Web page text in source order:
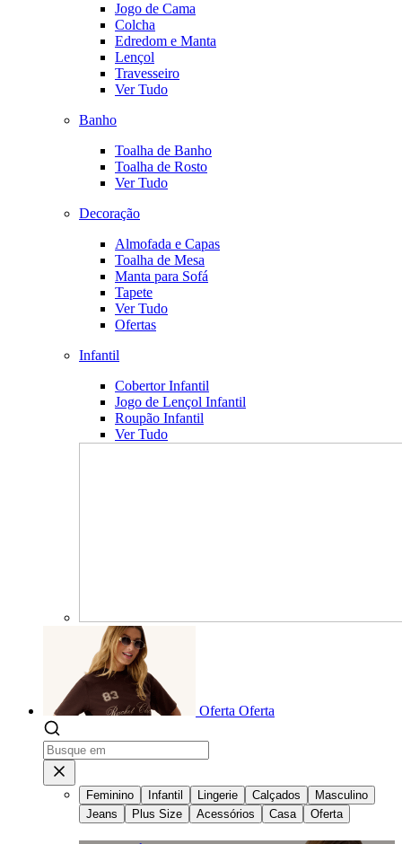
Jogo de Cama
Colcha
Edredom e Manta
Lençol
Travesseiro
Ver Tudo
Banho
Toalha de Banho
Toalha de Rosto
Ver Tudo
Decoração
Almofada e Capas
Toalha de Mesa
Manta para Sofá
Tapete
Ver Tudo
Ofertas
Infantil
Cobertor Infantil
Jogo de Lençol Infantil
Roupão Infantil
Ver Tudo
Oferta Oferta
Feminino Infantil Lingerie Calçados
Masculino
Jeans
Plus Size Acessórios Casa Oferta